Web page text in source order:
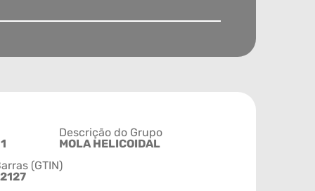
Descrição do Grupo
MOLA HELICOIDAL
(GTIN)